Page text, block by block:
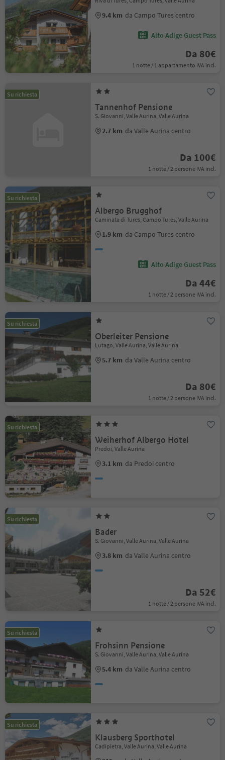
9.4 km da Campo Tures centro
Alto Adige Guest Pass
Da 80€
1 notte / 1 appartamento IVA incl.
Su richiesta
Tannenhof Pensione
S. Giovanni, Valle Aurina, Valle Aurina
2.7 km da Valle Aurina centro
Da 100€
1 notte / 2 persone IVA incl.
Su richiesta
Albergo Brugghof
Caminata di Tures, Campo Tures, Valle Aurina
1.9 km da Campo Tures centro
Alto Adige Guest Pass
Da 44€
1 notte / 2 persone IVA incl.
Su richiesta
Oberleiter Pensione
Lutago, Valle Aurina, Valle Aurina
5.7 km da Valle Aurina centro
Da 80€
1 notte / 2 persone IVA incl.
Su richiesta
Weiherhof Albergo Hotel
Predoi, Valle Aurina
3.1 km da Predoi centro
Su richiesta
Bader
S. Giovanni, Valle Aurina, Valle Aurina
3.8 km da Valle Aurina centro
Da 52€
1 notte / 2 persone IVA incl.
Su richiesta
Frohsinn Pensione
S. Giovanni, Valle Aurina, Valle Aurina
5.4 km da Valle Aurina centro
Su richiesta
Klausberg Sporthotel
Cadipietra, Valle Aurina, Valle Aurina